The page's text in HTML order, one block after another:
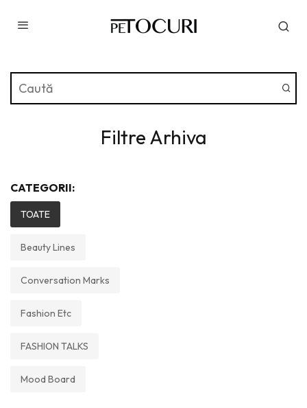
Filtre Arhiva
CATEGORII:
TOATE
Beauty Lines
Conversation Marks
Fashion Etc
FASHION TALKS
Mood Board